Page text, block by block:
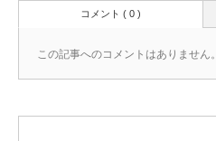
コメント ( 0 )
この記事へのコメントはありません。